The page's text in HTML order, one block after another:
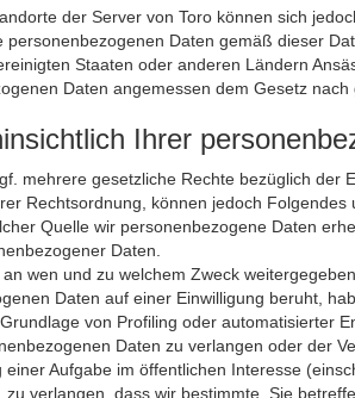
der Server von Toro können sich
Daten gemäß dieser
Staaten oder anderen Ländern
Daten angemessen dem Gesetz nach
Ihrer
mehrere gesetzliche Rechte bezüglich
Rechtsordnung, können jedoch Folgendes
Quelle wir personenbezogene Daten
Daten.
wen und zu welchem Zweck
Daten auf einer Einwilligung beruht,
von Profiling oder automatisierter
Daten zu verlangen oder der
Aufgabe im öffentlichen Interesse
verlangen, dass wir bestimmte, Sie